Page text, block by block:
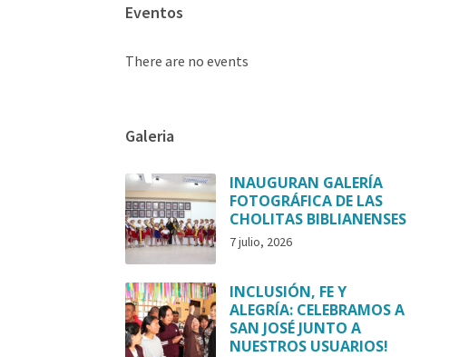
Eventos
There are no events
Galeria
INAUGURAN GALERÍA
FOTOGRÁFICA DE LAS
CHOLITAS BIBLIANENSES
7 julio, 2026
INCLUSIÓN, FE Y
ALEGRÍA: CELEBRAMOS A
SAN JOSÉ JUNTO A
NUESTROS USUARIOS!